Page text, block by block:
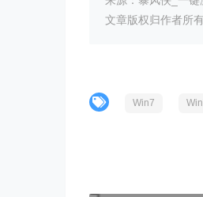
文章版权归作者所
Win7